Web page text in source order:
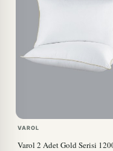
VAROL
Varol 2 Adet Gold Serisi